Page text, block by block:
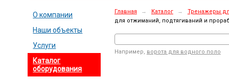
О компании
Наши объекты
Услуги
Каталог
оборудования
Главная → Каталог →
Тренажеры
для отжиманий, подтягиваний и
Например, ворота для водного поло